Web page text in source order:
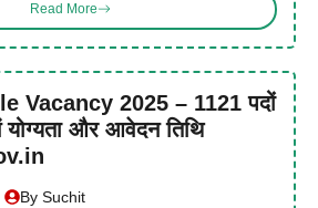
Read More
Vacancy 2025 – 1121 पदों
योग्यता और आवेदन तिथि
By Suchit